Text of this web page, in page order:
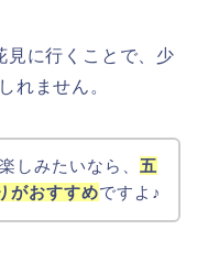
見に行くことで、少
れません。
しみたいなら、 五
がおすすめですよ♪